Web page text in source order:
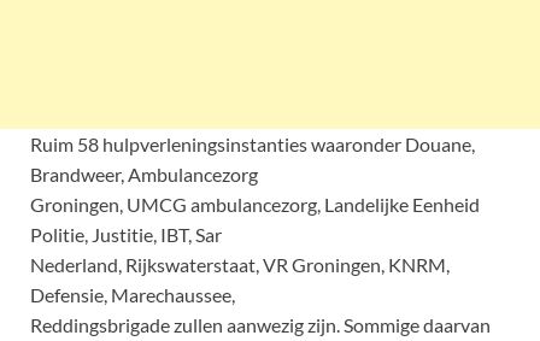
Ruim 58 hulpverleningsinstanties waaronder Douane,
Brandweer, Ambulancezorg
Groningen, UMCG ambulancezorg, Landelijke Eenheid
Politie, Justitie, IBT, Sar
Nederland, Rijkswaterstaat, VR Groningen, KNRM,
Defensie, Marechaussee,
Reddingsbrigade zullen aanwezig zijn. Sommige daarvan